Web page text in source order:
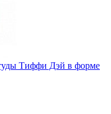
Тиффи Дэй в форме